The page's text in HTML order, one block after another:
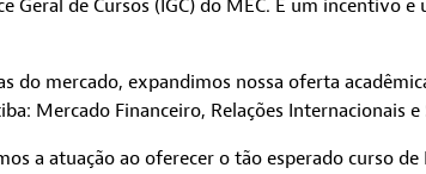
Geral de Cursos (IGC) do MEC. É um incentivo
do mercado, expandimos nossa oferta
Mercado Financeiro, Relações Internacionais
a atuação ao oferecer o tão esperado curso